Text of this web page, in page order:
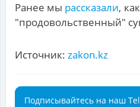
Ранее мы рассказали,
"продовольственный"
Источник: zakon.kz
Подписывайтесь на наш